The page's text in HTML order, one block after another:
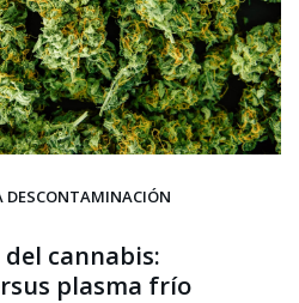
DESCONTAMINACIÓN
cannabis:
plasma frío